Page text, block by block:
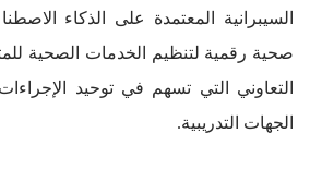
السيبرانية المعتمدة على الذكاء
صحية رقمية لتنظيم الخدمات الصحية
التعاوني التي تسهم في توحيد
الجهات التدريبية.